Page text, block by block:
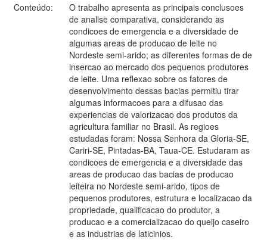
Conteúdo:
O trabalho apresenta as principais conclusoes
de analise comparativa, considerando as
condicoes de emergencia e a diversidade de
algumas areas de producao de leite no
Nordeste semi-arido; as diferentes formas de de
insercao ao mercado dos pequenos produtores
de leite. Uma reflexao sobre os fatores de
desenvolvimento dessas bacias permitiu tirar
algumas informacoes para a difusao das
experiencias de valorizacao dos produtos da
agricultura familiar no Brasil. As regioes
estudadas foram: Nossa Senhora da Gloria-SE,
Cariri-SE, Pintadas-BA, Taua-CE. Estudaram as
condicoes de emergencia e a diversidade das
areas de producao das bacias de producao
leiteira no Nordeste semi-arido, tipos de
pequenos produtores, estrutura e localizacao da
propriedade, qualificacao do produtor, a
producao e a comercializacao do queijo caseiro
e as industrias de laticinios.